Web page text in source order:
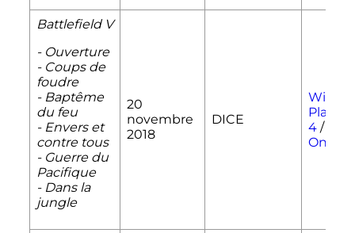
Battlefield V
- Ouverture
- Coups de
foudre
- Baptême
du feu
- Envers et
contre tous
- Guerre du
Pacifique
- Dans la
jungle
20
novembre
2018
DICE
4/
One